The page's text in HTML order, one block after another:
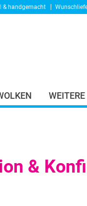
& handgemacht
&